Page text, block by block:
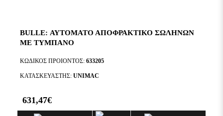
BULLE: ΑΥΤΟΜΑΤΟ ΑΠΟΦΡΑΚΤΙΚΟ ΣΩΛΗΝΩΝ
ΜΕ ΤΥΜΠΑΝΟ
ΚΩΔΙΚΟΣ ΠΡΟΙΟΝΤΟΣ: 633205
ΚΑΤΑΣΚΕΥΑΣΤΗΣ: UNIMAC
631,47€